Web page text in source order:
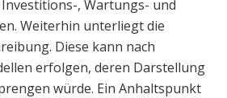
, Wartungs- und
Weiterhin unterliegt die
Diese kann nach
erfolgen, deren Darstellung
würde. Ein Anhaltspunkt